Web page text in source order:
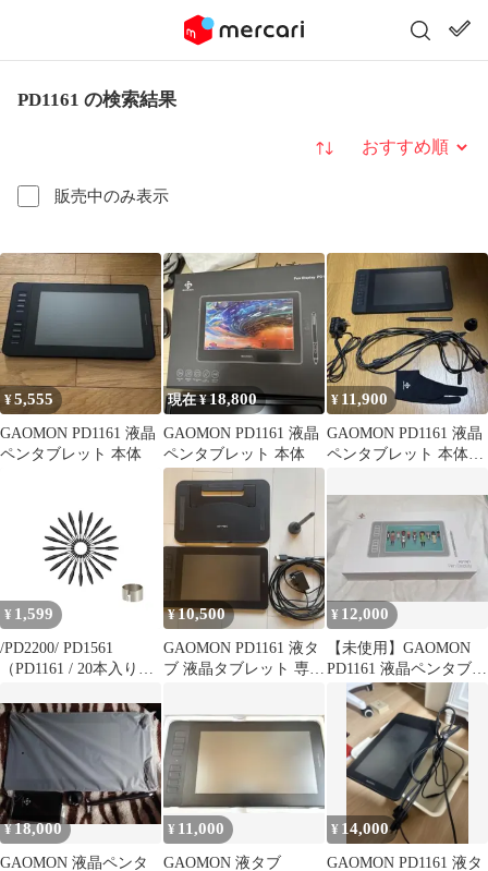
PD1161 の検索結果
販売中のみ表示
並び替え
¥5,555
GAOMON PD1161 液晶
ペンタブレット 本体
現在 ¥18,800
GAOMON PD1161 液晶
ペンタブレット 本体
¥ 11,900
GAOMON PD1161 液晶
ペンタブレット 本体
¥ 1,599
/PD2200/ PD1561
（PD1161 / 20本入り交
替え芯 PD156 電源不要
なペンAP32
Pro/PD1320/PD1220専
用） GAOMON
¥10,500
GAOMON PD1161 液タ
ブ 液晶タブレット 専用
¥ 12,000
【未使用】GAOMON
PD1161 液晶ペンタブレ
ット 11.6インチ
¥18,000
GAOMON 液晶ペンタ
¥ 11,000
GAOMON 液タブ
¥ 14,000
GAOMON PD1161 液タ